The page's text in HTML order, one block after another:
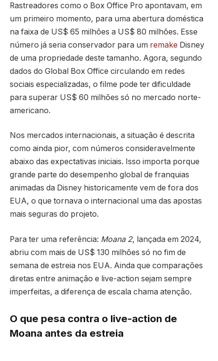
Rastreadores como o Box Office Pro apontavam, em
um primeiro momento, para uma abertura doméstica
na faixa de US$ 65 milhões a US$ 80 milhões. Esse
número já seria conservador para um remake Disney
de uma propriedade deste tamanho. Agora, segundo
dados do Global Box Office circulando em redes
sociais especializadas, o filme pode ter dificuldade
para superar US$ 60 milhões só no mercado norte-
americano.
Nos mercados internacionais, a situação é descrita
como ainda pior, com números consideravelmente
abaixo das expectativas iniciais. Isso importa porque
grande parte do desempenho global de franquias
animadas da Disney historicamente vem de fora dos
EUA, o que tornava o internacional uma das apostas
mais seguras do projeto.
Para ter uma referência: Moana 2, lançada em 2024,
abriu com mais de US$ 130 milhões só no fim de
semana de estreia nos EUA. Ainda que comparações
diretas entre animação e live-action sejam sempre
imperfeitas, a diferença de escala chama atenção.
O que pesa contra o live-action de
Moana antes da estreia